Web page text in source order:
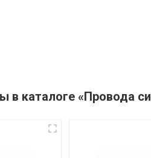
в каталоге «Провода